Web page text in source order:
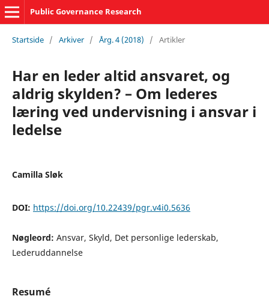
Public Governance Research
Startside / Arkiver / Årg. 4 (2018) / Artikler
Har en leder altid ansvaret, og
aldrig skylden? – Om lederes
læring ved undervisning i ansvar i
ledelse
Camilla Sløk
DOI: https://doi.org/10.22439/pgr.v4i0.5636
Nøgleord: Ansvar, Skyld, Det personlige lederskab,
Lederuddannelse
Resumé